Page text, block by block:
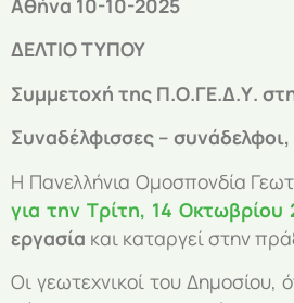
Αθήνα 10-10-2025
ΔΕΛΤΙΟ ΤΥΠΟΥ
Συμμετοχή της Π.Ο.ΓΕ.Δ.Υ.
Συναδέλφισσες – συνάδελφοι,
Η Πανελλήνια Ομοσπονδία
για την Τρίτη, 14 Οκτωβρίου
εργασία και καταργεί στην
Οι γεωτεχνικοί του